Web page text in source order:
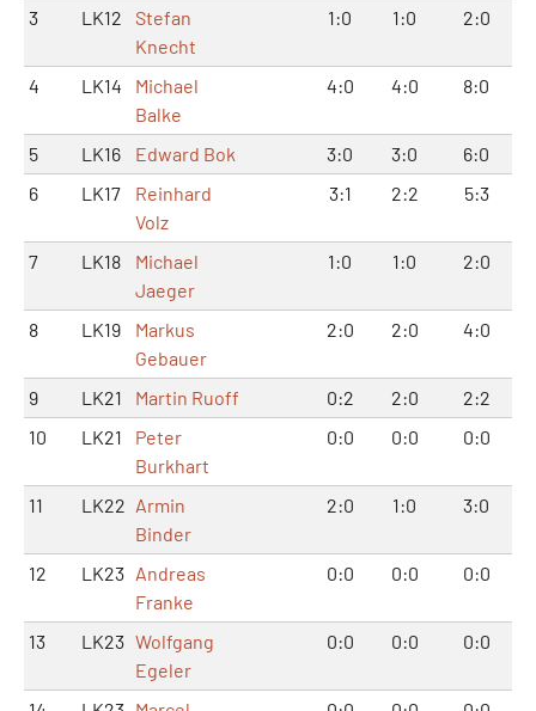
3 LK12
Stefan
Knecht
1:0 1:0 2:0
4 LK14
Michael
Balke
4:0 4:0 8:0
5 LK16 Edward Bok 3:0 3:0
6:0
6
LK17
Reinhard
Volz
3:1 2:2 5:3
7 LK18
Michael
Jaeger
1:0 1:0 2:0
8 LK19
Markus
Gebauer
2:0 2:0 4:0
9 LK21 Martin Ruoff 0:2 2:0
2:2
10
LK21
Peter
Burkhart
0:0 0:0 0:0
11 LK22 Armin
Binder
2:0 1:0 3:0
12 LK23 Andreas
Franke
0:0 0:0 0:0
13 LK23 Wolfgang
Egeler
0:0 0:0 0:0